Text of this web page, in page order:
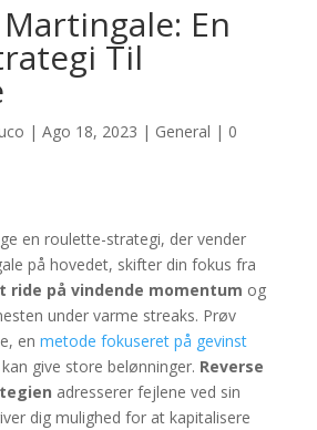
En
Til
| Ago 18, 2023 | General | 0
en roulette-strategi, der vender
på hovedet, skifter din fokus fra
ride på vindende momentum og
under varme streaks. Prøv
en metode fokuseret på gevinst
give store belønninger. Reverse
adresserer fejlene ved sin
dig mulighed for at kapitalisere